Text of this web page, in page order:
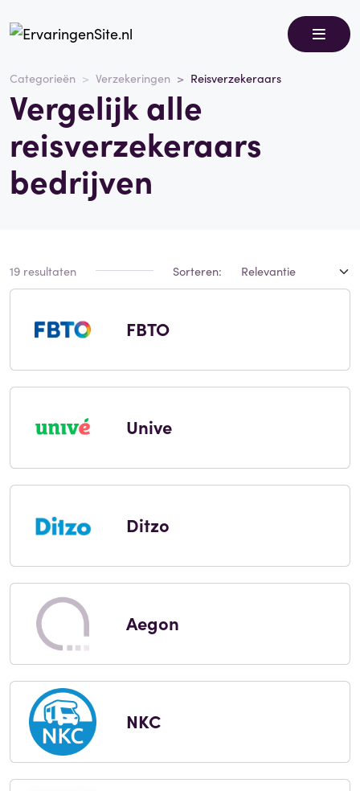
Categorieën Verzekeringen Reisverzekeraars
Vergelijk alle
reisverzekeraars
bedrijven
19 resultaten Sorteren:
FBTO
Unive
Ditzo
Aegon
NKC